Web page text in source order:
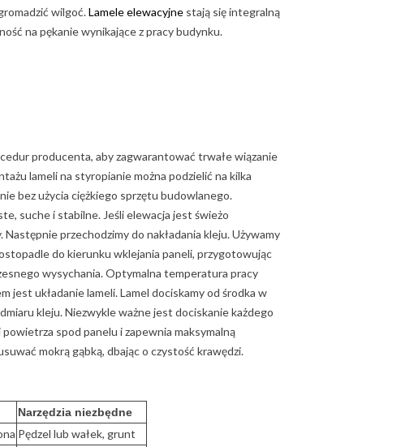
wilgoć.Lamele elewacyjne stają się integralną
na pękanie wynikające z pracy budynku.
producenta, aby zagwarantować trwałe wiązanie
lameli na styropianie można podzielić na kilka
bez użycia ciężkiego sprzętu budowlanego.
suche i stabilne. Jeśli elewacja jest świeżo
przechodzimy do nakładania kleju. Używamy
do kierunku wklejania paneli, przygotowując
wysychania. Optymalna temperatura pracy
jest układanie lameli. Lamel dociskamy od środka w
kleju. Niezwykle ważne jest dociskanie każdego
spod panelu i zapewnia maksymalną
mokrą gąbką, dbając o czystość krawędzi.
Narzędzia niezbędne
Pędzel lub wałek, grunt